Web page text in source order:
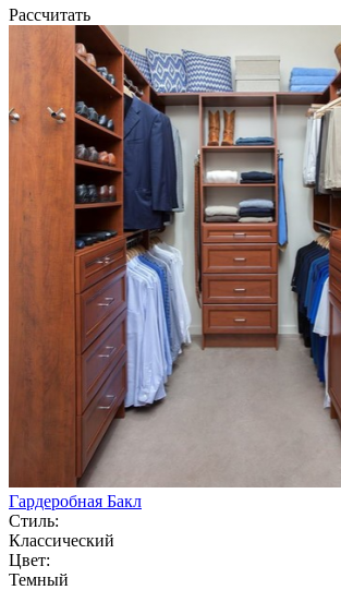
Рассчитать
Гардеробная Бакл
Стиль:
Классический
Цвет:
Темный